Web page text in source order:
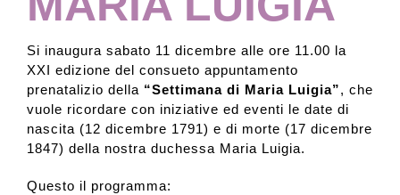
Si inaugura sabato 11 dicembre alle ore 11.00 la
XXI edizione del consueto appuntamento
prenatalizio della “Settimana di Maria Luigia”, che
vuole ricordare con iniziative ed eventi le date di
nascita (12 dicembre 1791) e di morte (17 dicembre
1847) della nostra duchessa Maria Luigia.
Questo il programma: